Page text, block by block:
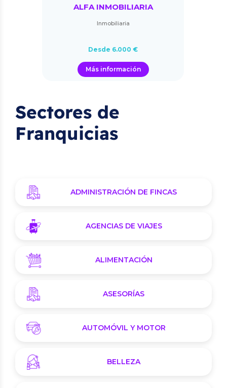
ALFA INMOBILIARIA
Inmobiliaria
Desde 6.000 €
Más información
Sectores de
Franquicias
ADMINISTRACIÓN DE FINCAS
AGENCIAS DE VIAJES
ALIMENTACIÓN
ASESORÍAS
AUTOMÓVIL Y MOTOR
BELLEZA